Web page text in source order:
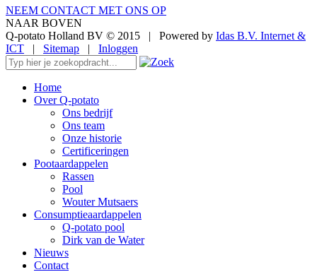
NEEM CONTACT MET ONS OP
NAAR BOVEN
Q-potato Holland BV © 2015 | Powered by Idas B.V. Internet &
ICT
| Sitemap | Inloggen
Home
Over Q-potato
Ons bedrijf
Ons team
Onze historie
Certificeringen
Pootaardappelen
Rassen
Pool
Wouter Mutsaers
Consumptieaardappelen
Q-potato pool
Dirk van de Water
Nieuws
Contact